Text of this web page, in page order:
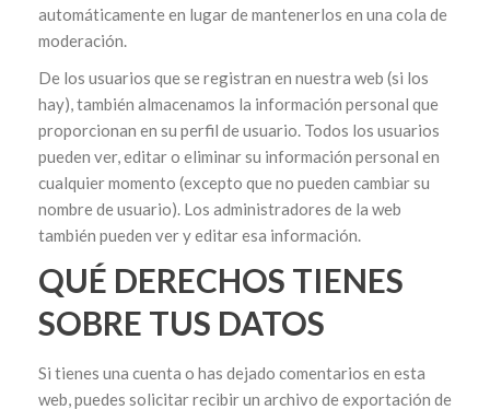
automáticamente en lugar de mantenerlos en una cola de
moderación.
De los usuarios que se registran en nuestra web (si los
hay), también almacenamos la información personal que
proporcionan en su perfil de usuario. Todos los usuarios
pueden ver, editar o eliminar su información personal en
cualquier momento (excepto que no pueden cambiar su
nombre de usuario). Los administradores de la web
también pueden ver y editar esa información.
QUÉ DERECHOS TIENES
SOBRE TUS DATOS
Si tienes una cuenta o has dejado comentarios en esta
web, puedes solicitar recibir un archivo de exportación de